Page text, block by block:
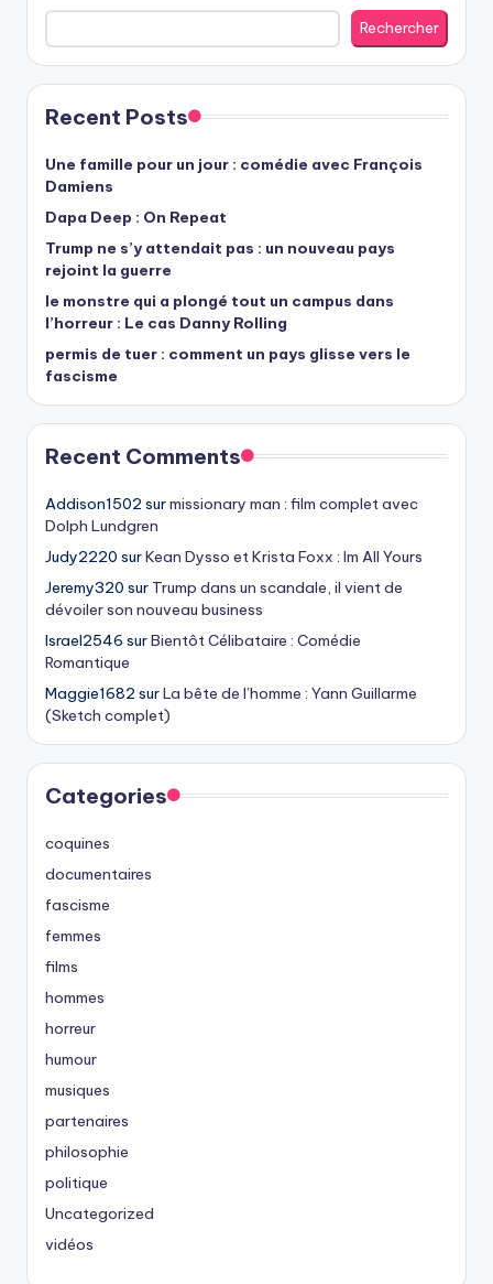
Rechercher
Recent Posts
Une famille pour un jour : comédie avec François
Damiens
Dapa Deep : On Repeat
Trump ne s’y attendait pas : un nouveau pays
rejoint la guerre
le monstre qui a plongé tout un campus dans
l’horreur : Le cas Danny Rolling
permis de tuer : comment un pays glisse vers le
fascisme
Recent Comments
Addison1502 surmissionary man : film complet avec
Dolph Lundgren
Judy2220 surKean Dysso et Krista Foxx : Im All Yours
Jeremy320 sur Trump dans un scandale, il vient de
dévoiler son nouveau business
Israel2546 surBientôt Célibataire : Comédie
Romantique
Maggie1682 surLa bête de l’homme : Yann Guillarme
(Sketch complet)
Categories
coquines
documentaires
fascisme
femmes
films
hommes
horreur
humour
musiques
partenaires
philosophie
politique
Uncategorized
vidéos